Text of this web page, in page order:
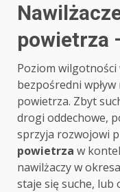
powietrza
Poziom wilgotności
bezpośredni
powietrza. Zbyt
drogi oddechowe,
sprzyja rozwojowi
powietrza w
nawilżaczy w
staje się suche, lub